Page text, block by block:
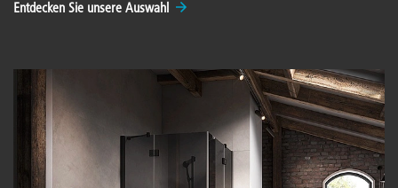
Entdecken Sie unsere Auswahl